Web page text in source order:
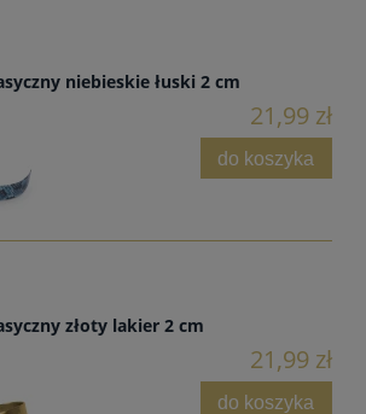
niebieskie łuski 2 cm
21,99 zł
do koszyka
złoty lakier 2 cm
21,99 zł
do koszyka